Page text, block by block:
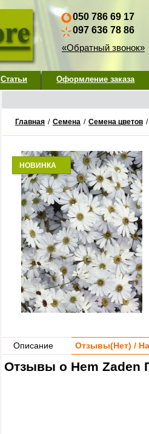
050 786 69 17
097 636 78 86
«Обратный звонок»
Статьи Оформление заказа
Главная / Семена / Семена цветов /
НОВИНКА
Описание Отзывы(Нет) /
Отзывы о Hem Zaden